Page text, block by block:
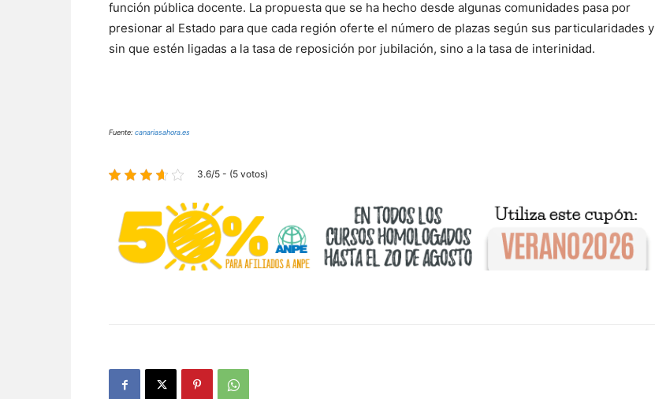
función pública docente. La propuesta que se ha hecho desde algunas comunidades pasa por
presionar al Estado para que cada región oferte el número de plazas según sus particularidades y
sin que estén ligadas a la tasa de reposición por jubilación, sino a la tasa de interinidad.
Fuente: canariasahora.es
3.6/5 - (5 votos)